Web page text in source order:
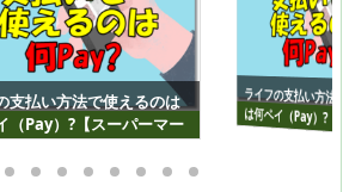
支払い方法で使えるのは
（Pay）?【スーパーマー
編】
ライフの支払い方
は何ペイ（Pay）?
ーケット編】